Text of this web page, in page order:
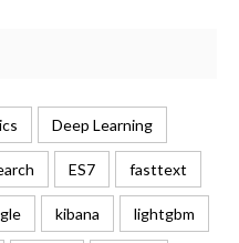
Deep Learning
ES7 fasttext
kibana lightgbm